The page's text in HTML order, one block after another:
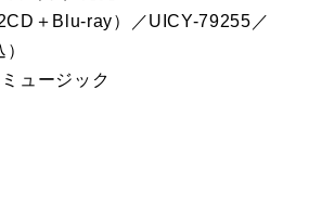
＋Blu-ray）／UICY-79255／
ュージック